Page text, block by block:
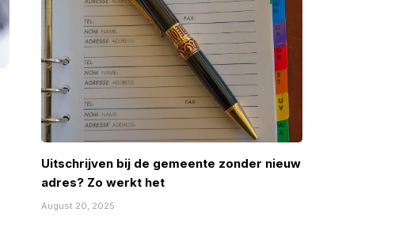
Uitschrijven bij de gemeente zonder nieuw
adres? Zo werkt het
August 20, 2025